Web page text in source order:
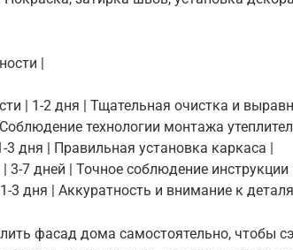
|
| 1-2 дня | Тщательная очистка и
технологии монтажа
дня | Правильная установка каркаса |
3-7 дней | Точное соблюдение инструкции
3 дня | Аккуратность и внимание к
фасад дома самостоятельно, чтобы